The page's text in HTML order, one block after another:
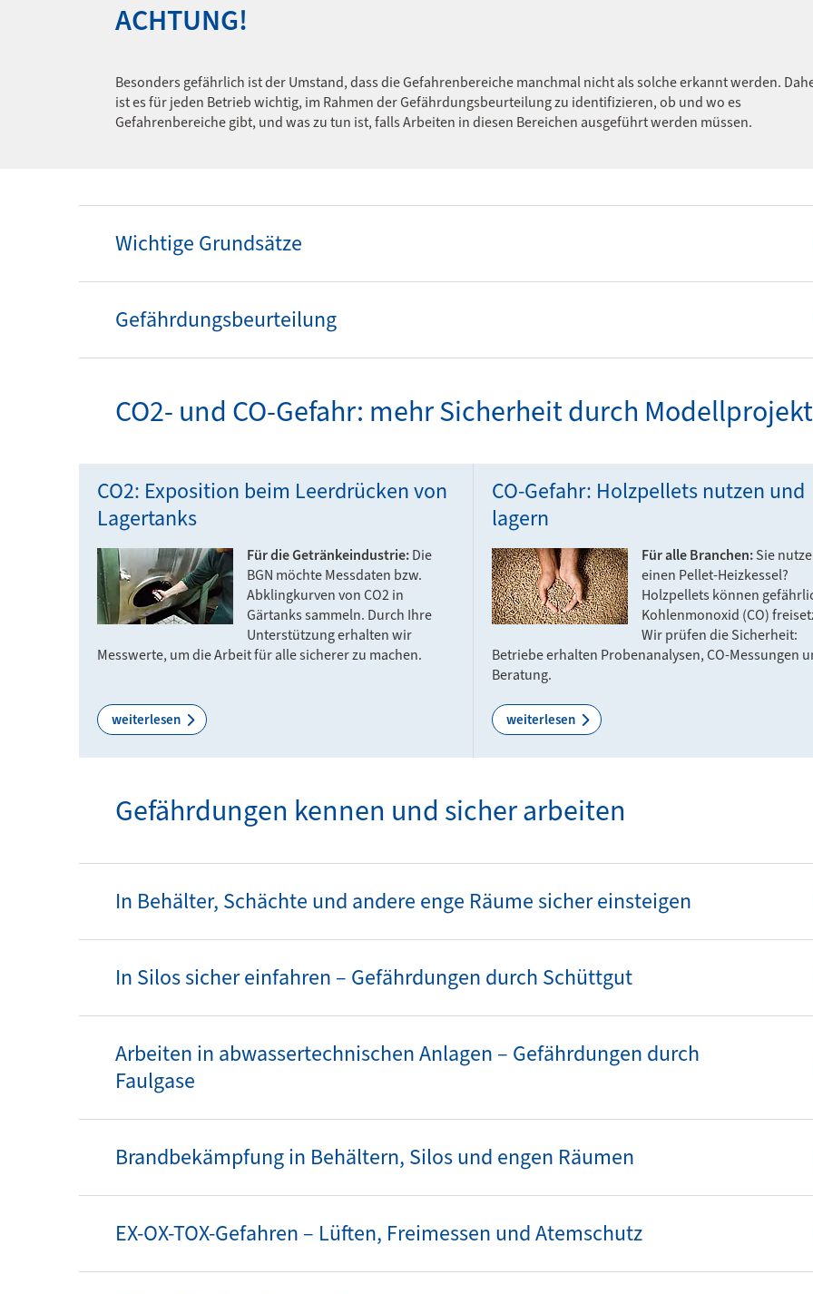
ACHTUNG!
Besonders gefährlich ist der Umstand, dass die Gefahrenbereiche manchmal nicht als solche erkannt werden.
ist es für jeden Betrieb wichtig, im Rahmen der Gefährdungsbeurteilung zu identifizieren, ob und wo es
Gefahrenbereiche gibt, und was zu tun ist, falls Arbeiten in diesen Bereichen ausgeführt werden müssen.
Wichtige Grundsätze
Gefährdungsbeurteilung
CO2- und CO-Gefahr: mehr Sicherheit durch
CO2: Exposition beim Leerdrücken von
Lagertanks
Für die Getränkeindustrie:Die
BGN möchte Messdaten bzw.
Abklingkurven von CO2 in
Gärtanks sammeln. Durch Ihre
Unterstützung erhalten wir
Messwerte, um die Arbeit für alle sicherer zu machen.
weiterlesen
CO-Gefahr: Holzpellets nutzen und
lagern
Für alle Branchen:Sie
einen Pellet-Heizkessel?
Holzpellets können
Kohlenmonoxid (CO)
Wir prüfen die Sicherheit:
Betriebe erhalten Probenanalysen, CO-Messungen
Beratung.
weiterlesen
Gefährdungen kennen und sicher arbeiten
In Behälter, Schächte und andere enge Räume sicher einsteigen
In Silos sicher einfahren – Gefährdungen durch Schüttgut
Arbeiten in abwassertechnischen Anlagen – Gefährdungen durch
Faulgase
Brandbekämpfung in Behältern, Silos und engen Räumen
EX-OX-TOX-Gefahren – Lüften, Freimessen und Atemschutz